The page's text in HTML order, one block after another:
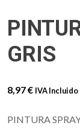
GRIS
8,97€ IVA Incluido
PINTURA